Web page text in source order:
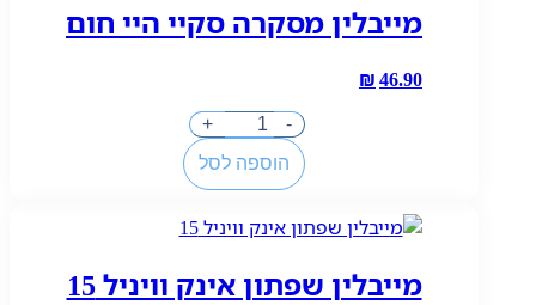
מייבלין מסקרה סקיי היי חום
₪46.90
-
כמות
של
מייבלין
סקיי
חום
+
הוספה לסל
מייבלין שפתון אינק וויניל 15